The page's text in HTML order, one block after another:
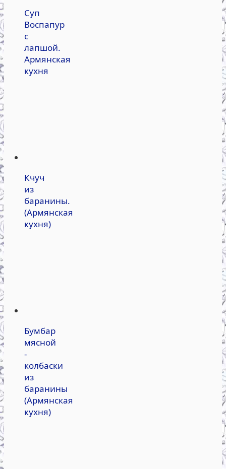
Суп
Воспапур
с
лапшой.
Армянская
кухня
Кчуч
из
баранины.
(Армянская
кухня)
Бумбар
мясной
-
колбаски
из
баранины
(Армянская
кухня)